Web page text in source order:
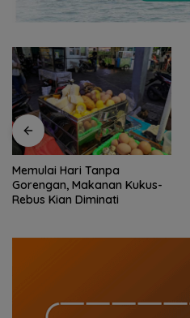
Memulai Hari Tanpa
Gorengan, Makanan Kukus-
Rebus Kian Diminati